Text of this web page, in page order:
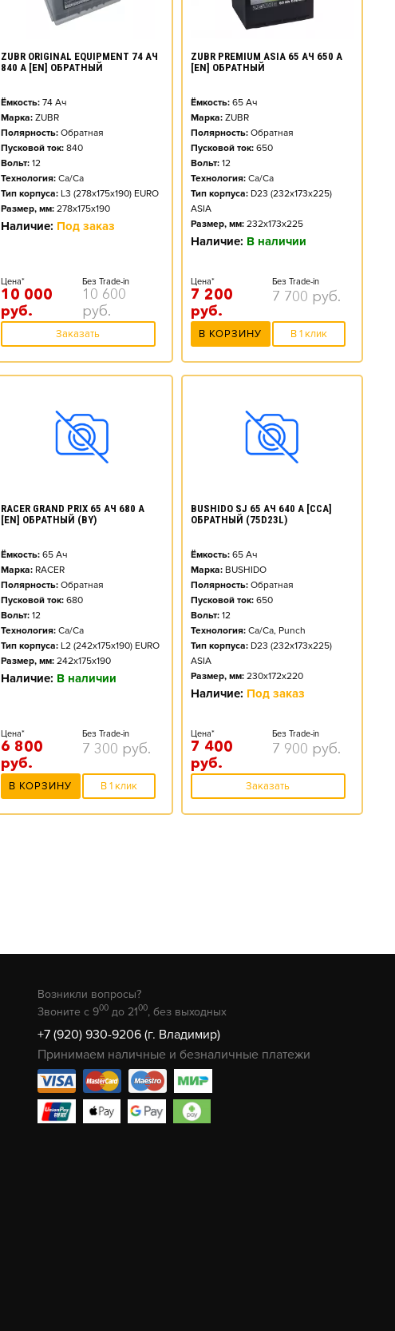
ZUBR ORIGINAL EQUIPMENT 74 АЧ
840 А [EN] ОБРАТНЫЙ
Ёмкость: 74Ач
Марка: ZUBR
Полярность: Обратная
Пусковой ток: 840
Вольт: 12
Технология: Ca/Ca
Тип корпуса: L3 (278x175x190) EURO
Размер, мм: 278x175x190
Наличие: Под заказ
Цена*
10 000
руб.
Без Trade-in
10 600
руб.
Заказать
ZUBR PREMIUM ASIA 65 АЧ 650 А
[EN] ОБРАТНЫЙ
Ёмкость: 65Ач
Марка: ZUBR
Полярность: Обратная
Пусковой ток: 650
Вольт: 12
Технология: Ca/Ca
Тип корпуса: D23 (232x173x225)
ASIA
Размер, мм: 232x173x225
Наличие: В наличии
Цена*
7 200
руб.
Без Trade-in
7 700 руб.
В КОРЗИНУ В 1 клик
RACER GRAND PRIX 65 АЧ 680 А
[EN] ОБРАТНЫЙ (BY)
Ёмкость: 65Ач
Марка: RACER
Полярность: Обратная
Пусковой ток: 680
Вольт: 12
Технология: Ca/Ca
Тип корпуса: L2 (242x175x190) EURO
Размер, мм: 242x175x190
Наличие: В наличии
Цена*
6 800
руб.
Без Trade-in
7 300 руб.
В КОРЗИНУ В 1 клик
BUSHIDO SJ 65 АЧ 640 А [CCA]
ОБРАТНЫЙ (75D23L)
Ёмкость: 65Ач
Марка: BUSHIDO
Полярность: Обратная
Пусковой ток: 650
Вольт: 12
Технология: Ca/Ca, Punch
Тип корпуса: D23 (232x173x225)
ASIA
Размер, мм: 230x172x220
Наличие: Под заказ
Цена*
7 400
руб.
Без Trade-in
7 900 руб.
Заказать
Возникли вопросы?
Звоните с 900 до 2100, без выходных
+7 (920) 930-9206 (г. Владимир)
Принимаем наличные и безналичные платежи